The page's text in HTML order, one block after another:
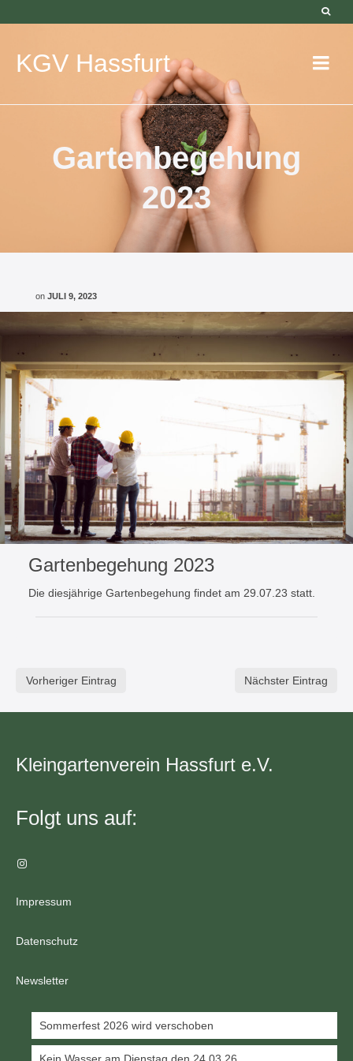
KGV Hassfurt
Gartenbegehung
2023
on JULI 9, 2023
Gartenbegehung 2023
Die diesjährige Gartenbegehung findet am 29.07.23 statt.
Vorheriger Eintrag Nächster Eintrag
Kleingartenverein Hassfurt e.V.
Folgt uns auf:
Instagram
Impressum
Datenschutz
Newsletter
Sommerfest 2026 wird verschoben
Kein Wasser am Dienstag den 24.03.26